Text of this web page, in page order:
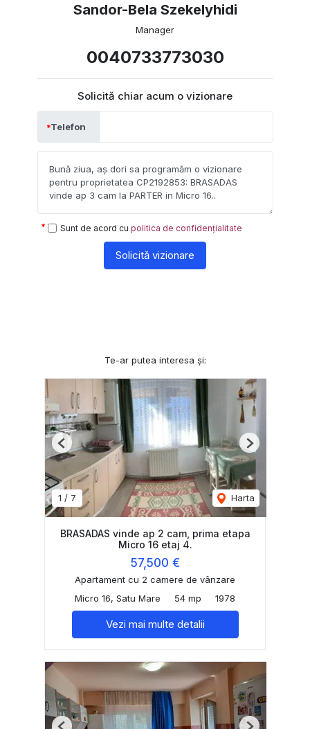
Sandor-Bela Szekelyhidi
Manager
0040733773030
Solicită chiar acum o vizionare
Telefon
Sunt de acord cu politica de confidențialitate
Solicită vizionare
Te-ar putea interesa și:
1 / 7 Harta
Previous Next
BRASADAS vinde ap 2 cam, prima etapa
Micro 16 etaj 4.
57,500 €
Apartament cu 2 camere de vânzare
Micro 16, Satu Mare
54 mp 1978
Vezi mai multe detalii